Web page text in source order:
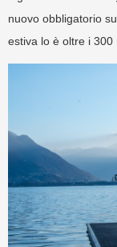
nuovo obbligatorio
estiva lo è oltre i 300